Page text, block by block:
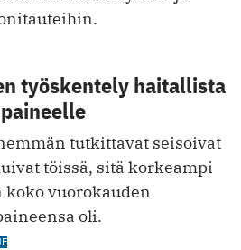
työskentely haitallista
tutkittavat seisoivat
töissä, sitä korkeampi
koko vuorokauden
oli.